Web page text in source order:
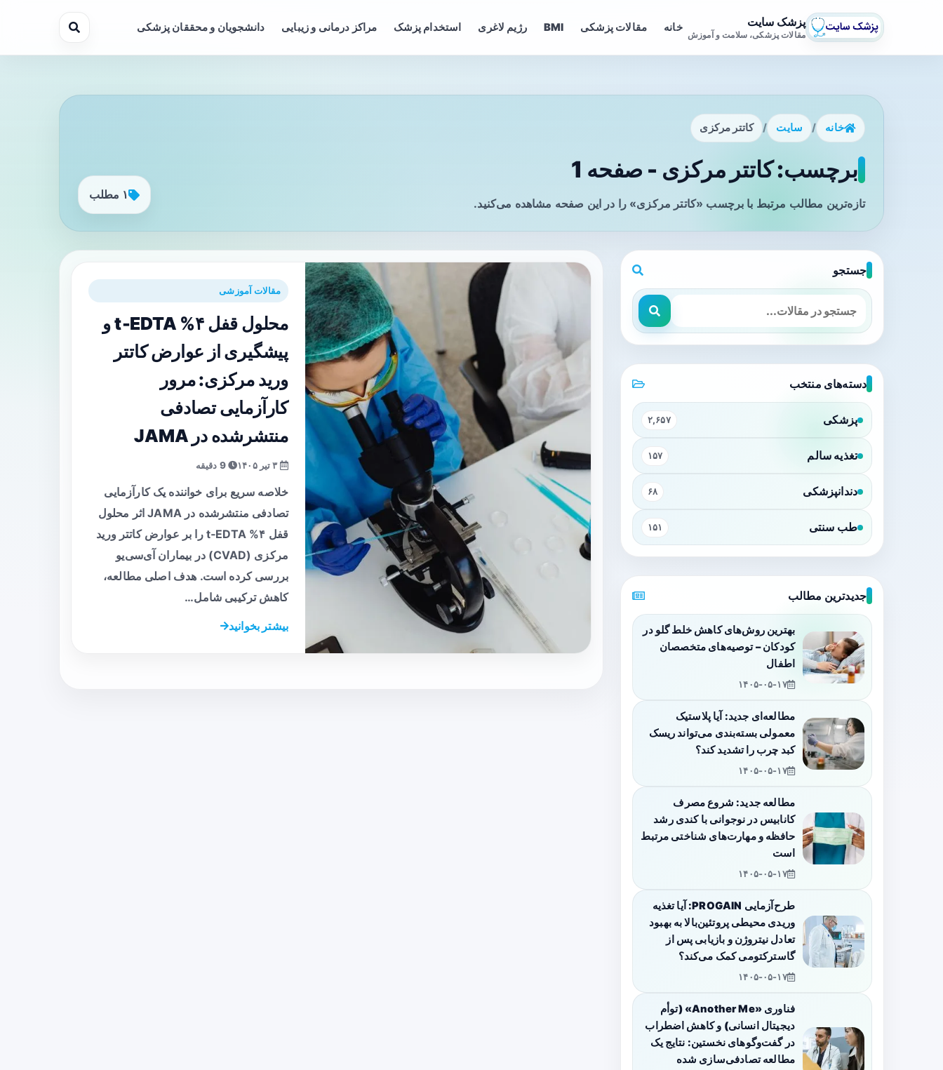
پزشک سایت
مقالات پزشکی، سلامت و آموزش
خانه مقالات پزشکی BMI رژیم لاغری استخدام پزشک مراکز درمانی و زیبایی دانشجویان و محققان پزشکی
خانه / سایت / کاتتر مرکزی
برچسب: کاتتر مرکزی - صفحه 1
تازه‌ترین مطالب مرتبط با برچسب «کاتتر مرکزی» را در این صفحه مشاهده می‌کنید.
۱ مطلب
مقالات آموزشی
محلول قفل ۴% t‑EDTA و
پیشگیری از عوارض کاتتر
ورید مرکزی: مرور
کارآزمایی تصادفی
منتشرشده در JAMA
9 دقیقه
خلاصه سریع برای خواننده یک کارآزمایی
تصادفی منتشرشده در JAMA اثر محلول
قفل ۴% t‑EDTA را بر عوارض کاتتر ورید
مرکزی (CVAD) در بیماران آی‌سی‌یو
بررسی کرده است. هدف اصلی مطالعه،
کاهش ترکیبی شامل…
بیشتر بخوانید
جستجو
دسته‌های منتخب
پزشکی ۲,۶۵۷
تغذیه سالم ۱۵۷
دندانپزشکی ۶۸
طب سنتی ۱۵۱
جدیدترین مطالب
بهترین روش‌های کاهش خلط گلو در
کودکان – توصیه‌های متخصصان
اطفال
۱۴۰۵-۰۵-۱۷
مطالعه‌ای جدید: آیا پلاستیک
معمولی بسته‌بندی می‌تواند ریسک
کبد چرب را تشدید کند؟
۱۴۰۵-۰۵-۱۷
مطالعه جدید: شروع مصرف
کانابیس در نوجوانی با کندی رشد
حافظه و مهارت‌های شناختی مرتبط
است
۱۴۰۵-۰۵-۱۷
طرح‌آزمایی PROGAIN: آیا تغذیه
وریدی محیطی پروتئین‌بالا به بهبود
تعادل نیتروژن و بازیابی پس از
گاسترکتومی کمک می‌کند؟
۱۴۰۵-۰۵-۱۷
فناوری «Another Me» (توأم
دیجیتال انسانی) و کاهش اضطراب
در گفت‌وگوهای نخستین: نتایج یک
مطالعه تصادفی‌سازی شده